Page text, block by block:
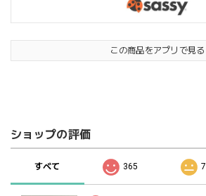
この商品をアプリで見る
ショップの評価
すべて 365 7